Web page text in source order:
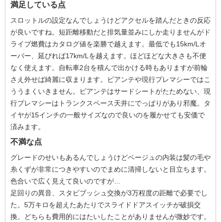
満足している点
スロットルの設定なんでしょうけどアクセルを踏んだときの反応
が良いですね。短距離移動だと排気量並みにしか走りませんがド
ライブ燃費はカタログ値を楽勝で越えます。最低でも15km/Lオ
ーバー、延びれば17km/Lを越えます。ほどほどな大きさも不便
なく使えます。自転車2台を積んで出かける時もありますが前輪
さえ外せば綺麗に収まります。ビアンテや現行プレマシーではこ
ううまくいきません。ビアンテはサードシートがたためない、現
行プレマシーはトランクスペース天井にでっぱりがあり邪魔。タ
イヤが15インチの一般サイズなので良いのを履かせても安価で
済みます。
不満な点
グレードのせいもあるんでしょうけどベージュの内装は髪の毛や
糸くずが非常につきやすいのでまめに清掃しないと目立ちます。
色合いで広く見えて良いのですが…
足回りの異音、スタビブッシュ交換が3万程度の距離で必要でし
た。5万キロを超えたあたりでスライドドアスイッチが破損交
換。どちらも費用的にはたいしたことがありませんが微妙です。